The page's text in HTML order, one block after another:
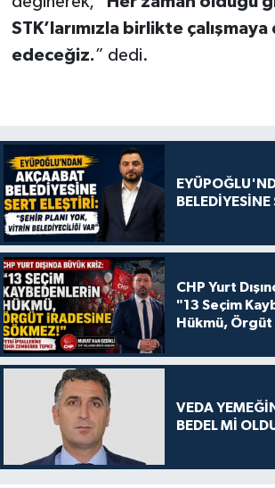
STK’larımızla birlikte
edeceğiz.” dedi.
CHP Yurt
"13 Seçim
Hükmü,
VEDA
BEDEL Mİ